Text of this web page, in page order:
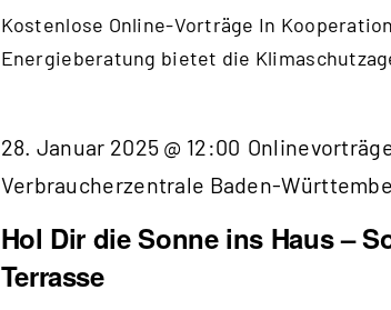
Kostenlose Online-Vorträge In
Energieberatung bietet die
Hol Dir die Sonne ins Haus –
Terrasse
28. Januar 2025 @ 12:00
Verbraucherzentrale Baden-